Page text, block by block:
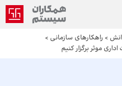
> راهکارهای سازمانی >
موثر برگزار کنیم